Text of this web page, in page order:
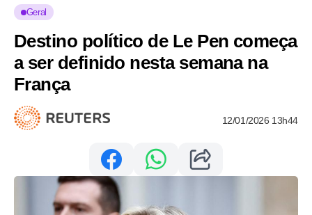
Geral
Destino político de Le Pen começa
a ser definido nesta semana na
França
12/01/2026 13h44